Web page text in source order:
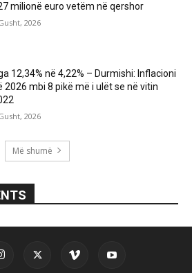
milionë euro vetëm në qershor
2026
12,34% në 4,22% – Durmishi: Inflacioni
2026 mbi 8 pikë më i ulët se në vitin
2026
Më shumë